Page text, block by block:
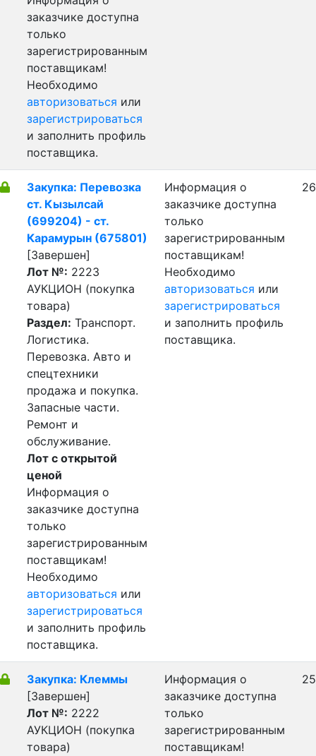
заказчике доступна
только
зарегистрированным
поставщикам!
Необходимо
авторизоваться или
зарегистрироваться
и заполнить профиль
поставщика.
Закупка: Перевозка
ст. Кызылсай
(699204) - ст.
Карамурын (675801)
[Завершен]
Лот №: 2223
АУКЦИОН (покупка
товара)
Раздел: Транспорт.
Логистика.
Перевозка. Авто и
спецтехники
продажа и покупка.
Запасные части.
Ремонт и
обслуживание.
Лот с открытой
ценой
Информация о
заказчике доступна
только
зарегистрированным
поставщикам!
Необходимо
авторизоваться или
зарегистрироваться
и заполнить профиль
поставщика.
Информация о
заказчике доступна
только
зарегистрированным
поставщикам!
Необходимо
авторизоваться или
зарегистрироваться
и заполнить профиль
поставщика.
Закупка: Клеммы
[Завершен]
Лот №: 2222
АУКЦИОН (покупка
товара)
Информация о
заказчике доступна
только
зарегистрированным
поставщикам!